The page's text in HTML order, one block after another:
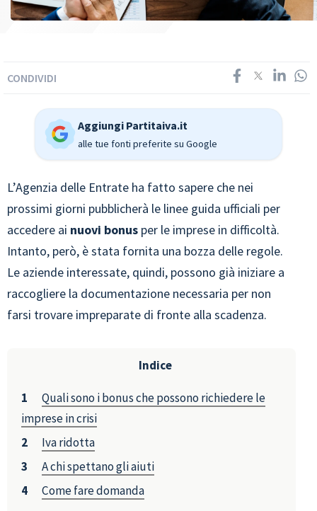
CONDIVIDI
Aggiungi Partitaiva.it
alle tue fonti preferite su Google
L’Agenzia delle Entrate ha fatto sapere che nei
prossimi giorni pubblicherà le linee guida ufficiali per
accedere ai nuovi bonus per le imprese in difficoltà.
Intanto, però, è stata fornita una bozza delle regole.
Le aziende interessate, quindi, possono già iniziare a
raccogliere la documentazione necessaria per non
farsi trovare impreparate di fronte alla scadenza.
Indice
Quali sono i bonus che possono richiedere le
imprese in crisi
Iva ridotta
A chi spettano gli aiuti
Come fare domanda